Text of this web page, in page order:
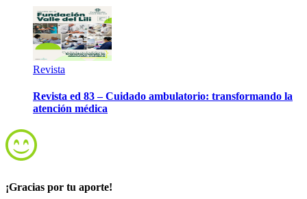
Revista
Revista ed 83 – Cuidado ambulatorio: transformando la
atención médica
¡Gracias por tu aporte!